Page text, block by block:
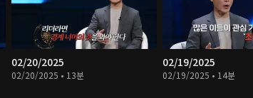
02/20/2025
02/20/2025 • 13분
02/19/2025
02/19/2025 • 14분